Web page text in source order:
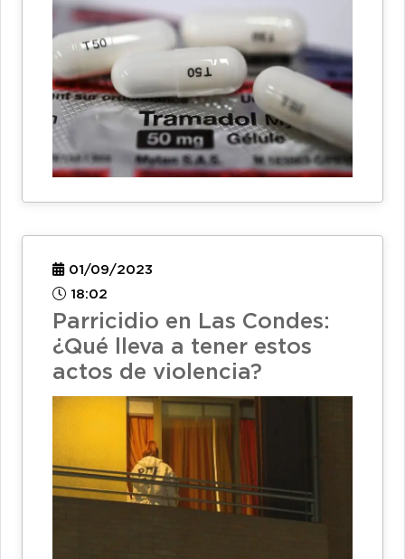
01/09/2023
18:02
Parricidio en Las Condes:
¿Qué lleva a tener estos
actos de violencia?